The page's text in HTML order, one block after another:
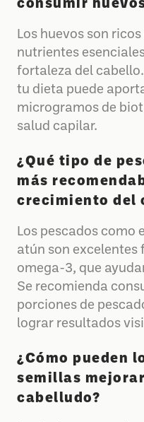
consumir
Los huevos son
nutrientes
fortaleza del
tu dieta puede
microgramos de
salud capilar.
¿Qué tipo de
más
crecimiento del
Los pescados como
atún son excelentes
omega-3, que
Se recomienda
porciones de
lograr resultados
¿Cómo pueden
semillas
cabelludo?